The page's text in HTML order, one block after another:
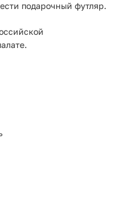
подарочный футляр.